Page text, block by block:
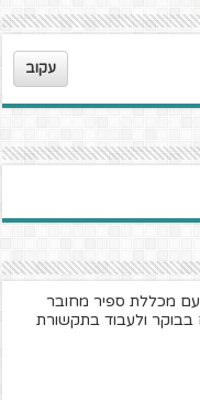
עקוב
מכללת ספיר מחובר
בבוקר ולעבוד בתקשורת